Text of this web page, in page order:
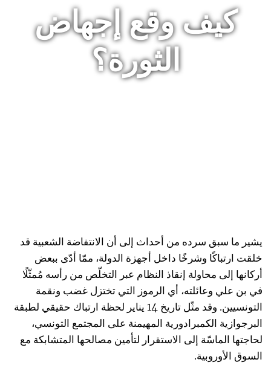
كيف وقع إجهاض
الثورة؟
يشير ما سبق سرده من أحداث إلى أن الانتفاضة الشعبية قد
خلقت ارتباكًا وشرخًا داخل أجهزة الدولة، ممّا أدّى ببعض
أركانها إلى محاولة إنقاذ النظام عبر التخلّص من رأسه مُمثّلًا
في بن علي وعائلته، أي الرموز التي تختزل غضب ونقمة
التونسيين. وقد مثّل تاريخ 14 يناير لحظة ارتباك حقيقي لطبقة
البرجوازية الكمبرادورية المهيمنة على المجتمع التونسي،
لحاجتها الماسّة إلى الاستقرار لتأمين مصالحها المتشابكة مع
السوق الأوروبية.